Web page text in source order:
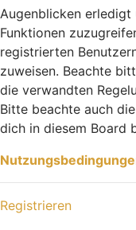
Augenblicken
Funktionen
registrierten
zuweisen. Beachte
die verwandten
Bitte beachte auch
dich in diesem Board
Registrieren